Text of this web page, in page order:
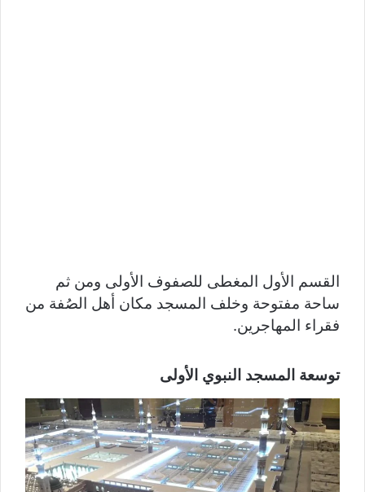
القسم الأول المغطى للصفوف الأولى ومن ثم
ساحة مفتوحة وخلف المسجد مكان أهل الصُفة من
فقراء المهاجرين.
توسعة المسجد النبوي الأولى